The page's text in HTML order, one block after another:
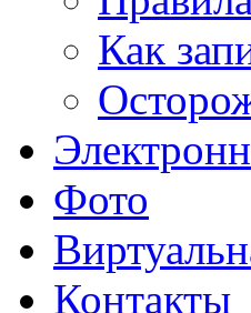
Как
Фото
Контакты